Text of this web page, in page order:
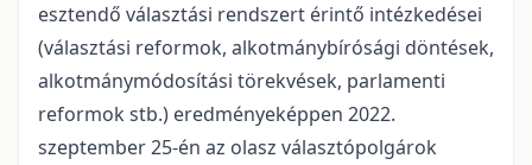
esztendő választási rendszert érintő intézkedései
(választási reformok, alkotmánybírósági döntések,
alkotmánymódosítási törekvések, parlamenti
reformok stb.) eredményeképpen 2022.
szeptember 25-én az olasz választópolgárok